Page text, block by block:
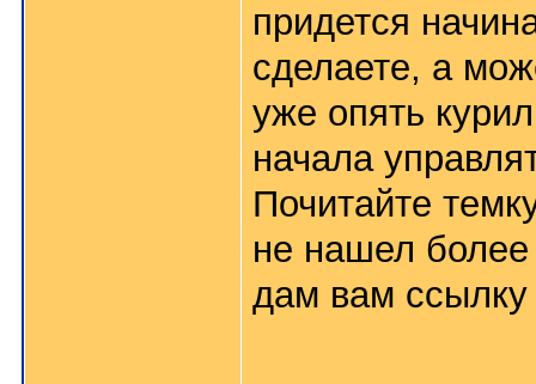
придется
сделаете, а
уже опять
начала
Почитайте
не нашел более
дам вам ссылку